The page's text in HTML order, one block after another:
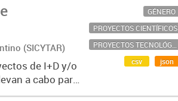
(SICYTAR)
de I+D y/o
a cabo para
GÉNERO
PROYECTOS CIENTÍFICOS
PROYECTOS TECNOLÓGICOS
csv
json